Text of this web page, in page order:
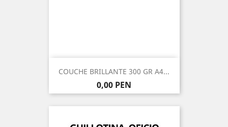
COUCHE BRILLANTE 300 GR A4...
Precio
0,00 PEN